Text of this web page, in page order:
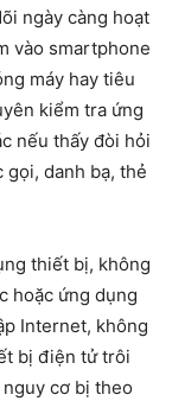
ngày càng hoạt
vào smartphone
máy hay tiêu
kiểm tra ứng
nếu thấy đòi hỏi
danh bạ, thẻ
thiết bị, không
hoặc ứng dụng
Internet, không
bị điện tử trôi
cơ bị theo